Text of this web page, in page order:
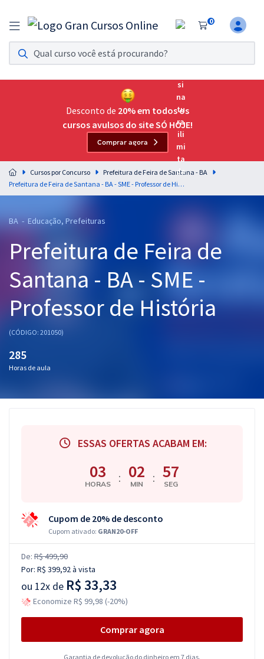
0
Assinatura Ilimitada 11
Acesso a todos os cursos. Teste grátis por 7 dias!
Assinatura OAB Até Passar
Acesso ilimitado a toda preparação para o Exame da
Residências Multiprofissionais
Preparação completa e intensiva para as principais
residências em saúde do Brasil
Cursos 20% OFF
Pós
Graduação
OAB
Mentorias
Desconto de 20% em todos os
cursos avulsos do site SÓ HOJE!
Comprar agora
Cursos por Concurso
Prefeitura de Feira de Santana - BA
Prefeitura de Feira de Santana - BA - SME - Professor de História
BA - Educação, Prefeituras
Prefeitura de Feira de
Santana - BA - SME -
Professor de História
(CÓDIGO: 201050)
285
Horas de aula
ESSAS OFERTAS ACABAM EM:
03
HORAS : 02
MIN : 56
SEG
Cupom de 20% de desconto
Cupom ativado: GRAN20-OFF
De: R$ 499,90
Por: R$ 399,92à vista
ou 12x de R$ 33,33
Economize R$ 99,98 (-20%)
Comprar agora
Garantia de devolução do dinheiro em 7 dias.